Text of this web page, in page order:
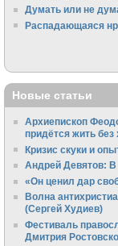
Думать или не
Распадающаяся
Новые статьи
Архиепископ
придётся жить без
Кризис скуки и
Андрей Девятов: В
«Он ценил дар
Волна
(Сергей Худиев)
Фестиваль
Дмитрия